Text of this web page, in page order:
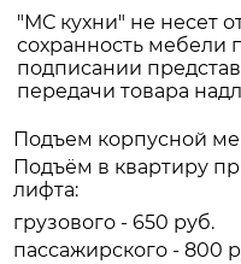
"МС кухни" не несет
сохранность мебели
подписании
передачи товара
Подъем корпусной
Подъём в квартиру
лифта:
грузового - 650 руб.
пассажирского - 800